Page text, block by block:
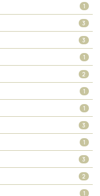
1
3
3
1
2
1
1
3
1
3
2
1